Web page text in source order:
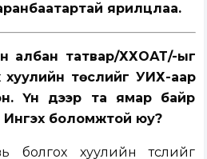
ярилцлаа.
албан татвар/ХХОАТ/-ыг
хуулийн төслийг УИХ-аар
Үүн дээр та ямар байр
Ингэх боломжтой юу?
болгох хуулийн төслийг